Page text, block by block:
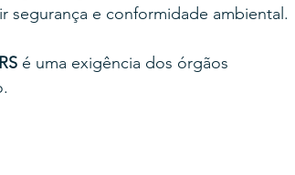
segurança e conformidade ambiental.
é uma exigência dos órgãos